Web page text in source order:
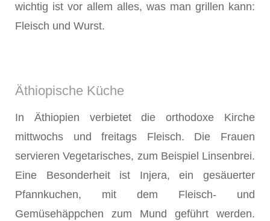
wichtig ist vor allem alles, was man grillen kann:
Fleisch und Wurst.
Äthiopische Küche
In Äthiopien verbietet die orthodoxe Kirche
mittwochs und freitags Fleisch. Die Frauen
servieren Vegetarisches, zum Beispiel Linsenbrei.
Eine Besonderheit ist Injera, ein gesäuerter
Pfannkuchen, mit dem Fleisch- und
Gemüsehäppchen zum Mund geführt werden.